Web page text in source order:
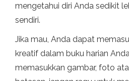
mengetahui diri Anda sedikit
sendiri.
Jika mau, Anda dapat
kreatif dalam buku harian
memasukkan gambar, foto